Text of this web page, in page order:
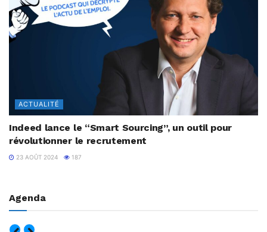
ACTUALITÉ
Indeed lance le “Smart Sourcing”, un outil pour
révolutionner le recrutement
23 AOÛT 2024 187
Agenda